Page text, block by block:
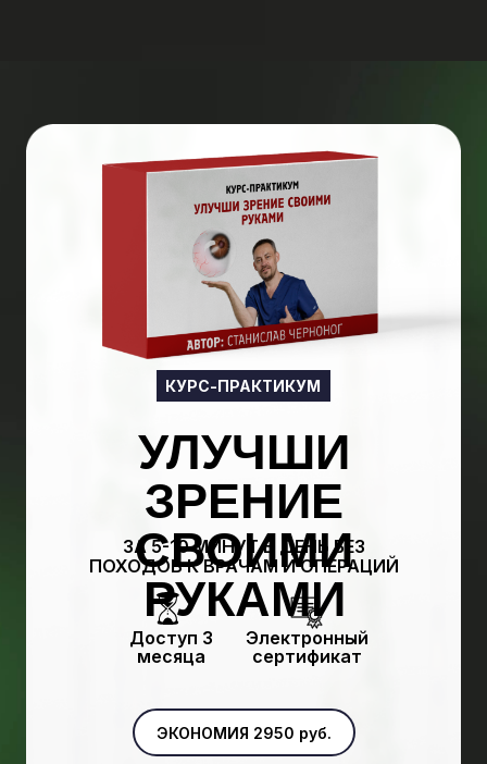
КУРС-ПРАКТИКУМ
УЛУЧШИ
ЗРЕНИЕ
СВОИМИ
РУКАМИ
ЗА 5-10 МИНУТ В ДЕНЬ БЕЗ
ПОХОДОВ К ВРАЧАМ И ОПЕРАЦИЙ
Доступ 3
месяца
Электронный
сертификат
ЭКОНОМИЯ 2950 руб.